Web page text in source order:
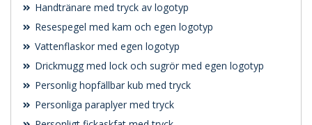
Handtränare med tryck av logotyp
Resespegel med kam och egen logotyp
Vattenflaskor med egen logotyp
Drickmugg med lock och sugrör med egen logotyp
Personlig hopfällbar kub med tryck
Personliga paraplyer med tryck